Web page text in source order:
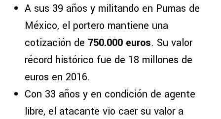
A sus 39 años y militando en Pumas de
México, el portero mantiene una
cotización de 750.000 euros. Su valor
récord histórico fue de 18 millones de
euros en 2016.
Con 33 años y en condición de agente
libre, el atacante vio caer su valor a